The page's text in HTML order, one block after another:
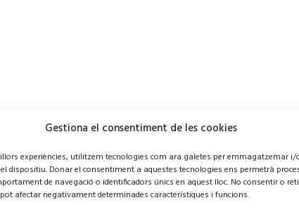
Gestiona el consentiment de les cookies
experiències, utilitzem tecnologies com ara galetes per emmagatzemar i/
dispositiu. Donar el consentiment a aquestes tecnologies ens permetrà
de navegació o identificadors únics en aquest lloc. No consentir o
afectar negativament determinades característiques i funcions.
consultar els horaris i condicions d’acceptació. Pots
“Estàs al cas?”.